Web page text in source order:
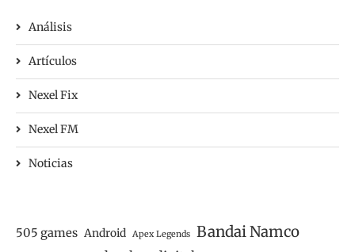
Análisis
Artículos
Nexel Fix
Nexel FM
Noticias
505 games Android Apex Legends Bandai Namco